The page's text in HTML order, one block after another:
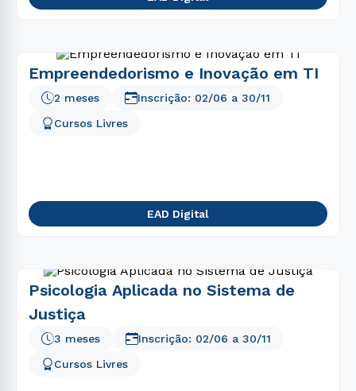
Empreendedorismo e Inovação em TI
2 meses
Cursos Livres
Inscrição: 02/06 a 30/11
EAD Digital
Psicologia Aplicada no Sistema de
Justiça
3 meses
Cursos Livres
Inscrição: 02/06 a 30/11